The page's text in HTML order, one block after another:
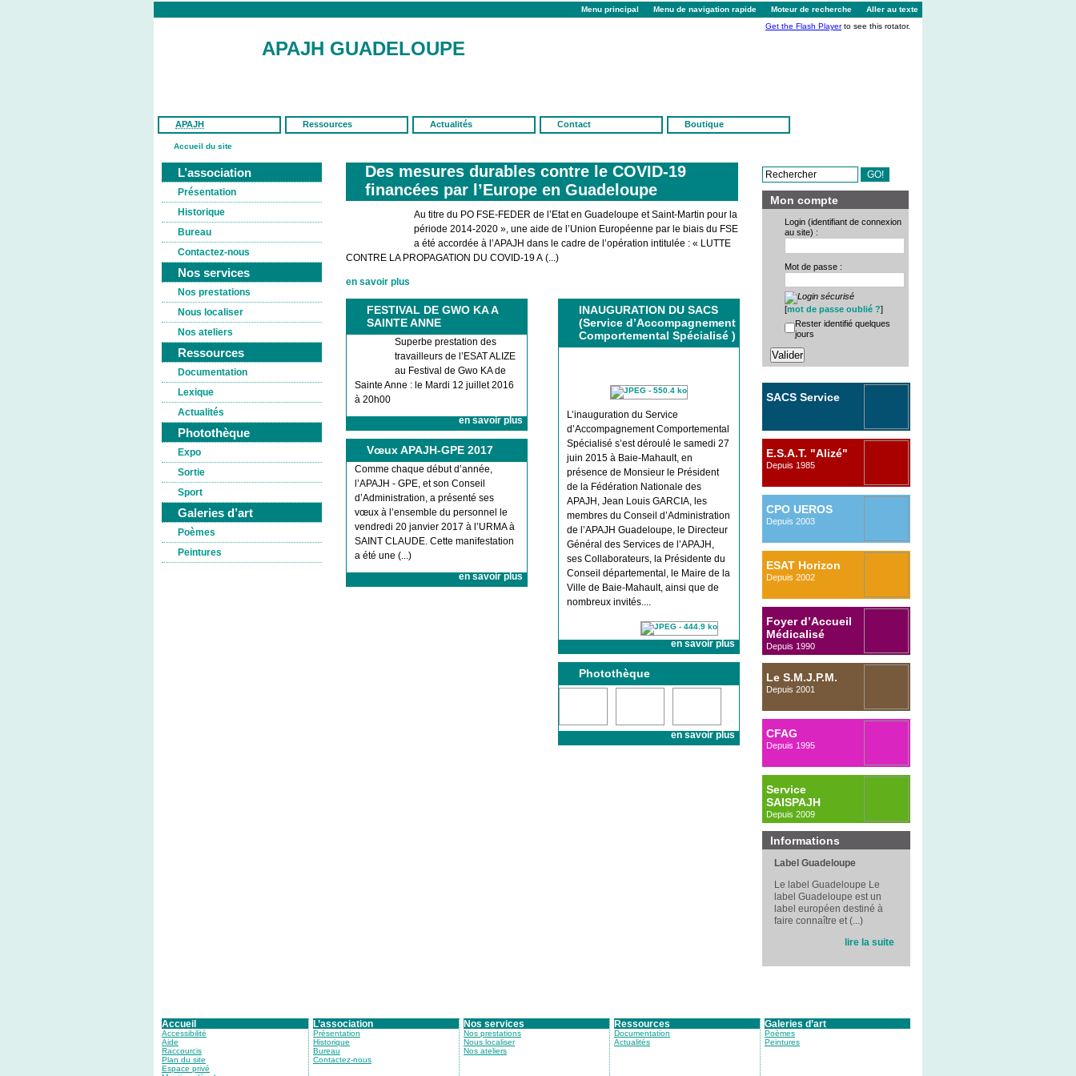
Menu principal Menu de navigation rapide Moteur de recherche
Aller au texte
Get the Flash Playerto see this rotator.
APAJH GUADELOUPE
APAJH Ressources Actualités Contact Boutique
Accueil du site
L’association
Présentation
Historique
Bureau
Contactez-nous
Nos services
Nos prestations
Nous localiser
Nos ateliers
Ressources
Documentation
Lexique
Actualités
Photothèque
Expo
Sortie
Sport
Galeries d’art
Poèmes
Peintures
Des mesures durables contre le COVID-19
financées par l’Europe en Guadeloupe
Au titre du PO FSE-FEDER de l’Etat en Guadeloupe et Saint-Martin pour la
période 2014-2020 », une aide de l’Union Européenne par le biais du FSE
a été accordée à l’APAJH dans le cadre de l’opération intitulée : « LUTTE
CONTRE LA PROPAGATION DU COVID-19 A (...)
en savoir plus
FESTIVAL DE GWO KA A
SAINTE ANNE
Superbe prestation des
travailleurs de l’ESAT ALIZE
au Festival de Gwo KA de
Sainte Anne : le Mardi 12 juillet 2016
à 20h00
en savoir plus
Vœux APAJH-GPE 2017
Comme chaque début d’année,
l’APAJH - GPE, et son Conseil
d’Administration, a présenté ses
vœux à l’ensemble du personnel le
vendredi 20 janvier 2017 à l’URMA à
SAINT CLAUDE. Cette manifestation
a été une (...)
en savoir plus
INAUGURATION DU SACS
(Service d’Accompagnement
Comportemental Spécialisé )
L’inauguration du Service
d’Accompagnement Comportemental
Spécialisé s’est déroulé le samedi 27
juin 2015 à Baie-Mahault, en
présence de Monsieur le Président
de la Fédération Nationale des
APAJH, Jean Louis GARCIA, les
membres du Conseil d’Administration
de l’APAJH Guadeloupe, le Directeur
Général des Services de l’APAJH,
ses Collaborateurs, la Présidente du
Conseil départemental, le Maire de la
Ville de Baie-Mahault, ainsi que de
nombreux invités....
en savoir plus
Photothèque
en savoir plus
Mon compte
Login (identifiant de connexion
au site) :
Mot de passe :
[mot de passe oublié ?]
Rester identifié quelques
jours
SACS Service
d’Accompagnement
Comportemental
Spécialisé
E.S.A.T. "Alizé"
Depuis 1985
CPO UEROS
Depuis 2003
ESAT Horizon
Depuis 2002
Foyer d’Accueil
Médicalisé
Depuis 1990
Le S.M.J.P.M.
Depuis 2001
CFAG
Depuis 1995
Service
SAISPAJH
Depuis 2009
Informations
Label Guadeloupe
Le label Guadeloupe Le
label Guadeloupe est un
label européen destiné à
faire connaître et (...)
lire la suite
Accueil
Accessibilité
Aide
Raccourcis
Plan du site
Espace privé
L’association
Présentation
Historique
Bureau
Contactez-nous
Nos services
Nos prestations
Nous localiser
Nos ateliers
Ressources
Documentation
Actualités
Galeries d’art
Poèmes
Peintures